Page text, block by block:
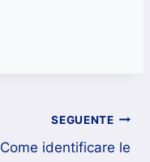
SEGUENTE
Come identificare le